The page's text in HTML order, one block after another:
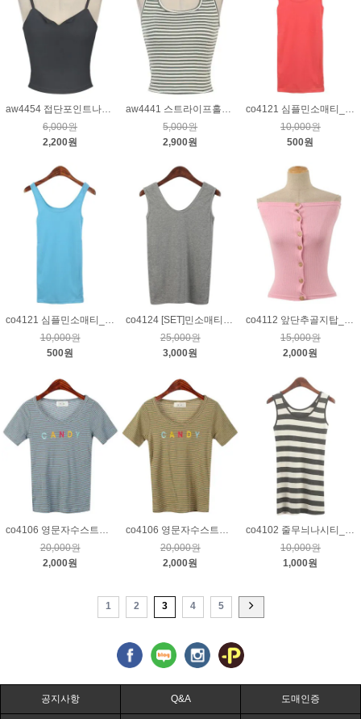
aw4454 접단포인트나시티_먹색
6,000원
2,200원
aw4441 스트라이프홀터넥티_카키
5,000원
2,900원
co4121 심플민소매티_핑크
10,000원
500원
co4121 심플민소매티_블루
10,000원
500원
co4124 [SET]민소매티&스커트_그레이
25,000원
3,000원
co4112 앞단추골지탑_핑크
15,000원
2,000원
co4106 영문자수스트라이프티_블루
20,000원
2,000원
co4106 영문자수스트라이프티_베이지
20,000원
2,000원
co4102 줄무늬나시티_차콜
10,000원
1,000원
1 2 3 4 5
공지사항 Q&A 도매인증